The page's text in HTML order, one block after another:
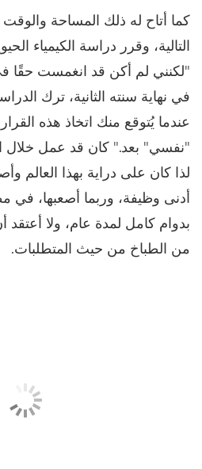
كما أتاح له ذلك المساحة
التالية، وقرر دراسة الكيمياء
"لكنني لم أكن قد انغمست حقًا
في نهاية سنته الثانية، ترك
عندما يُتوقع منك اتخاذ هذه
"نفسي" بعد." كان قد عمل خلال
لذا كان على دراية بهذا العالم
أدنى وظيفة، وربما أصعبها، في
بدوام كامل لمدة عام، ولا
من الطباخ من حيث المتطلبات.